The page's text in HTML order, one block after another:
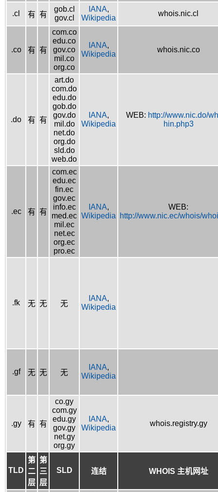
.cl 有 有
gob.cl
gov.cl
IANA,
Wikipedia
whois.nic.cl
.co 有 有
com.co
edu.co
gov.co
mil.co
org.co
IANA,
Wikipedia
whois.nic.co
.do 有 有
art.do
com.do
edu.do
gob.do
gov.do
mil.do
net.do
org.do
sld.do
web.do
IANA,
Wikipedia
WEB: http://www.nic.do/
hin.php3
.ec 有 有
com.ec
edu.ec
fin.ec
gov.ec
info.ec
med.ec
mil.ec
net.ec
org.ec
pro.ec
IANA,
Wikipedia
WEB:
http://www.nic.ec/whois/
.fk 无 无 无
IANA,
Wikipedia
.gf 无 无 无
IANA,
Wikipedia
.gy 有 有
co.gy
com.gy
edu.gy
gov.gy
net.gy
org.gy
IANA,
Wikipedia
whois.registry.gy
TLD
第
二
层
第
三
层
SLD 连结 WHOIS 主机网址